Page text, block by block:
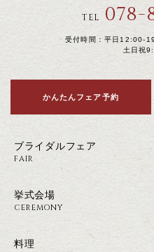
TEL 078-
受付時間：平日12:00-
土日祝
かんたんフェア予約
ブライダルフェア
FAIR
挙式会場
CEREMONY
料理